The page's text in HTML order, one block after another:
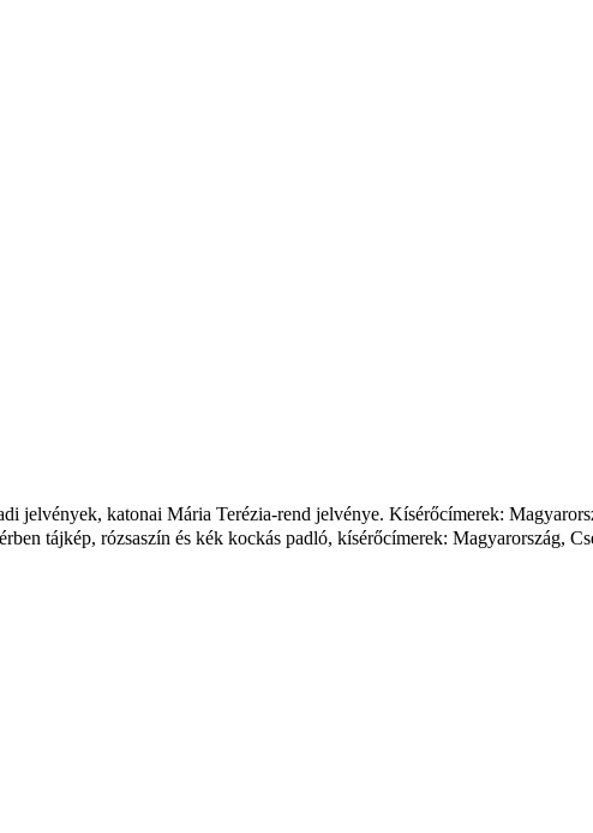
jelvények, katonai Mária Terézia-rend jelvénye. Kísérőcímerek:
tájkép, rózsaszín és kék kockás padló, kísérőcímerek: Magyarország,